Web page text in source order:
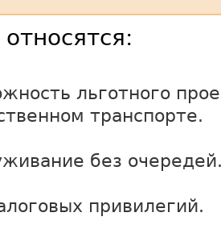
льготного
транспорте.
без
привилегий.